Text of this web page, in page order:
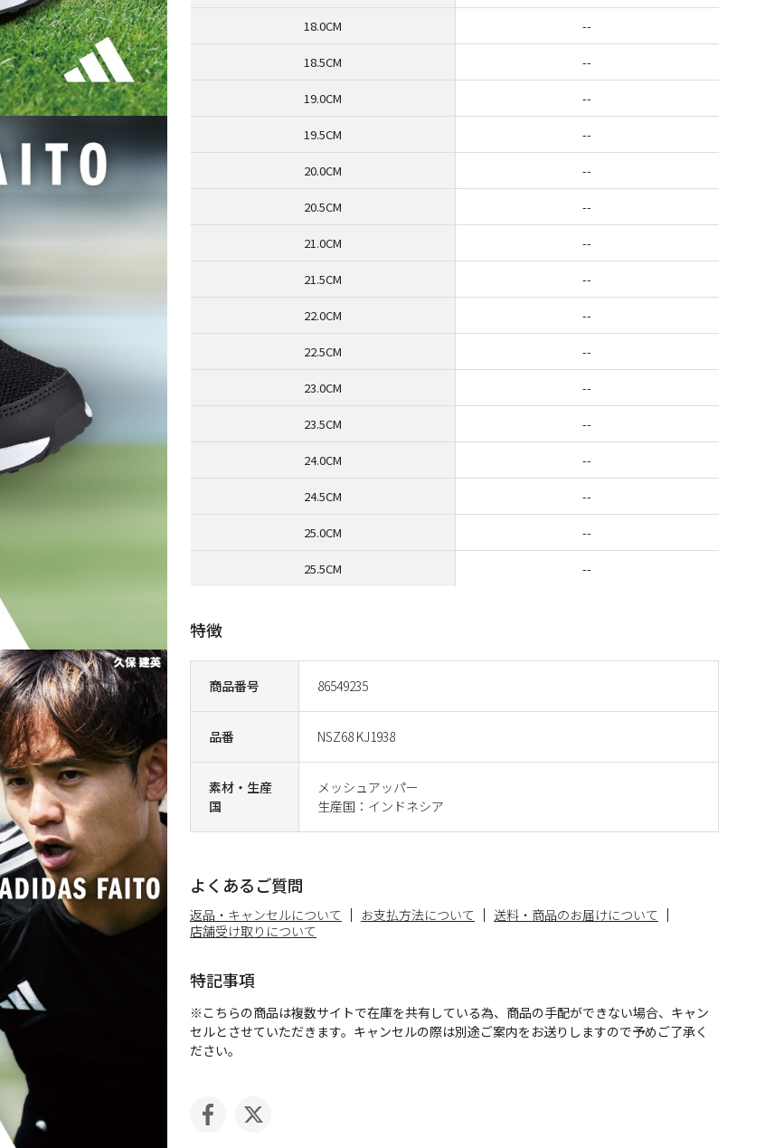
商品番号 86549235
品番 NSZ68 KJ1938
素材・生産
国
メッシュアッパー
生産国：インドネシア
特徴
よくあるご質問
返品・キャンセルについて お支払方法について
送料・商品のお届けについて
店舗受け取りについて
特記事項
※こちらの商品は複数サイトで在庫を共有している為、商品の手配ができない場合、キャン
セルとさせていただきます。キャンセルの際は別途ご案内をお送りしますので予めご了承く
ださい。
18.0CM --
18.5CM --
19.0CM --
19.5CM --
20.0CM --
20.5CM --
21.0CM --
21.5CM --
22.0CM --
22.5CM --
23.0CM --
23.5CM --
24.0CM --
24.5CM --
25.0CM --
25.5CM --